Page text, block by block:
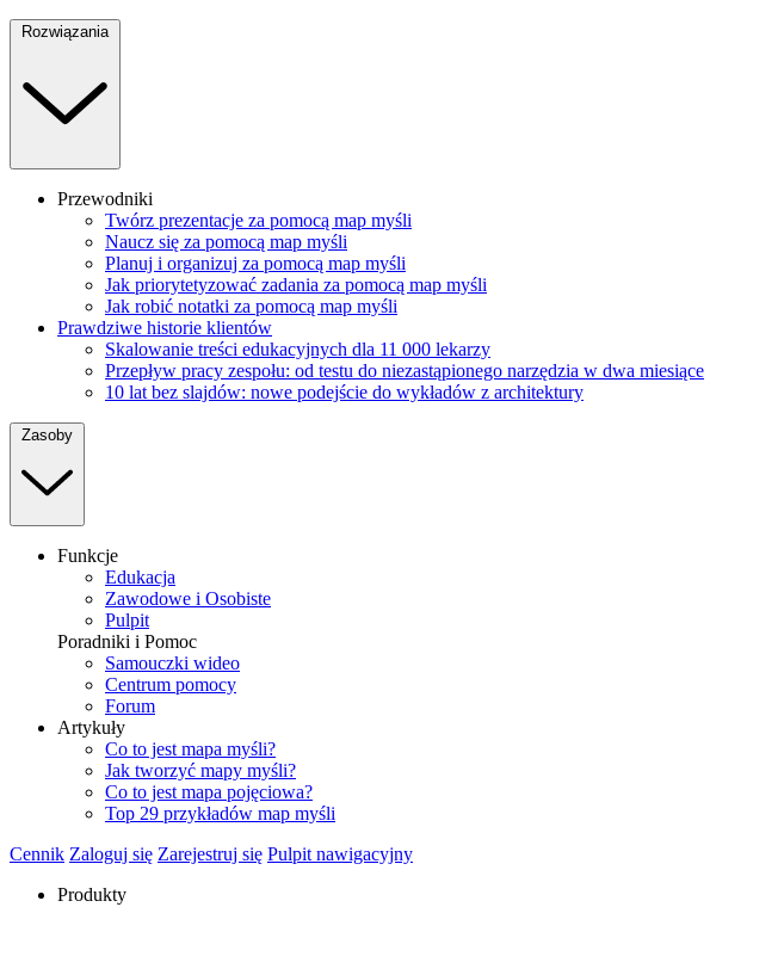
Rozwiązania
Przewodniki
Twórz prezentacje za pomocą map myśli
Naucz się za pomocą map myśli
Planuj i organizuj za pomocą map myśli
Jak priorytetyzować zadania za pomocą map myśli
Jak robić notatki za pomocą map myśli
Prawdziwe historie klientów
Skalowanie treści edukacyjnych dla 11 000 lekarzy
Przepływ pracy zespołu: od testu do niezastąpionego narzędzia w dwa miesiące
10 lat bez slajdów: nowe podejście do wykładów z architektury
Zasoby
Funkcje
Edukacja
Zawodowe i Osobiste
Pulpit
Poradniki i Pomoc
Samouczki wideo
Centrum pomocy
Forum
Artykuły
Co to jest mapa myśli?
Jak tworzyć mapy myśli?
Co to jest mapa pojęciowa?
Top 29 przykładów map myśli
Cennik Zaloguj się Zarejestruj się Pulpit nawigacyjny
Produkty